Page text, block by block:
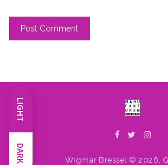
LIGHT
DARK Wigmar Bressel © 2026,